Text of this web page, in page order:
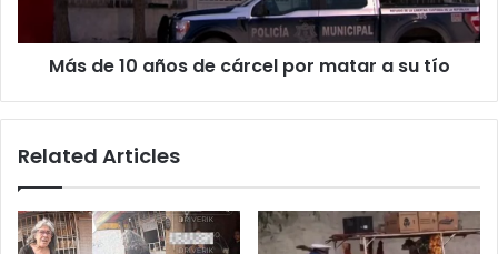
a
Más de 10 años de cárcel por matar a su tío
Related Articles